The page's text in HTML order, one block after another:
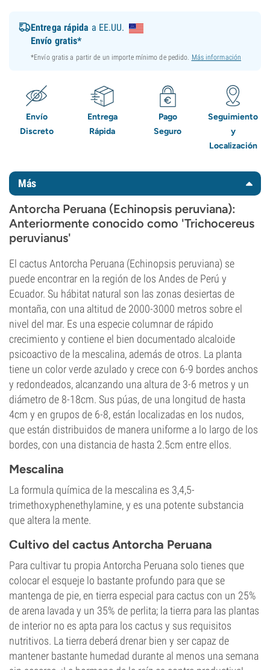
Entrega rápida a EE.UU.
Envío gratis*
*Envío gratis a partir de un importe mínimo de pedido. Más información
Envío
Discreto
Entrega
Rápida
Pago
Seguro
Seguimiento
y
Localización
Más
Antorcha Peruana (Echinopsis peruviana):
Anteriormente conocido como 'Trichocereus
peruvianus'
El cactus Antorcha Peruana (Echinopsis peruviana) se
puede encontrar en la región de los Andes de Perú y
Ecuador. Su hábitat natural son las zonas desiertas de
montaña, con una altitud de 2000-3000 metros sobre el
nivel del mar. Es una especie columnar de rápido
crecimiento y contiene el bien documentado alcaloide
psicoactivo de la mescalina, además de otros. La planta
tiene un color verde azulado y crece con 6-9 bordes anchos
y redondeados, alcanzando una altura de 3-6 metros y un
diámetro de 8-18cm. Sus púas, de una longitud de hasta
4cm y en grupos de 6-8, están localizadas en los nudos,
que están distribuidos de manera uniforme a lo largo de los
bordes, con una distancia de hasta 2.5cm entre ellos.
Mescalina
La formula química de la mescalina es 3,4,5-
trimethoxyphenethylamine, y es una potente substancia
que altera la mente.
Cultivo del cactus Antorcha Peruana
Para cultivar tu propia Antorcha Peruana solo tienes que
colocar el esqueje lo bastante profundo para que se
mantenga de pie, en tierra especial para cactus con un 25%
de arena lavada y un 35% de perlita; la tierra para las plantas
de interior no es apta para los cactus y sus requisitos
nutritivos. La tierra deberá drenar bien y ser capaz de
mantener bastante humedad durante al menos una semana